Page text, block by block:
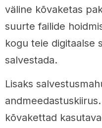
väline kõvaketas
suurte failide
kogu teie digitaalse
salvestada.
Lisaks
kõvakettad